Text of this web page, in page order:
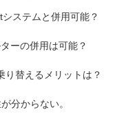
ステムと併用可能？
ーの併用は可能？
替えるメリットは？
分からない。